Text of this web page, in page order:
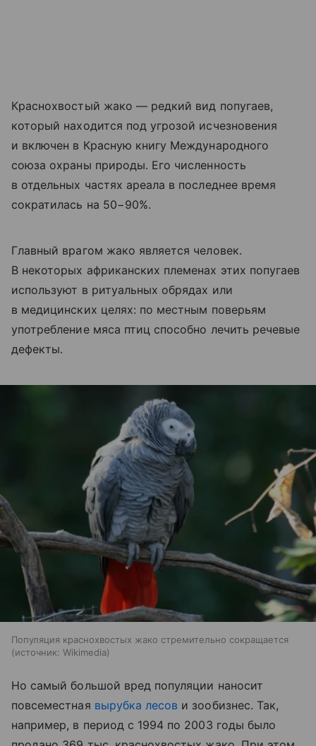
Краснохвостый жако — редкий вид попугаев,
который находится под угрозой исчезновения
и включен в Красную книгу Международного
союза охраны природы. Его численность
в отдельных частях ареала в последнее время
сократилась на 50−90%.
Главный врагом жако является человек.
В некоторых африканских племенах этих попугаев
используют в ритуальных обрядах или
в медицинских целях: по местным поверьям
употребление мяса птиц способно лечить речевые
дефекты.
Популяция краснохвостых жако стремительно сокращается
источник: Wikimedia
Но самый большой вред популяции наносит
повсеместная вырубка лесов и зообизнес. Так,
например, в период с 1994 по 2003 годы было